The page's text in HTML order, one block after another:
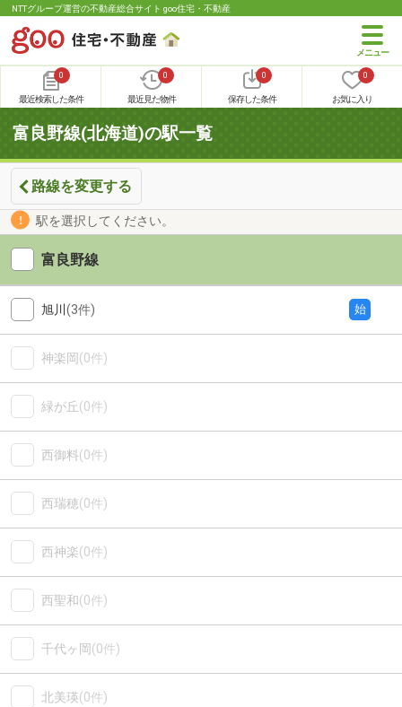
NTTグループ運営の不動産総合サイト goo住宅・不動産
0
最近検索した条件
0
最近見た物件
0
保存した条件
0
お気に入り
富良野線(北海道)の駅一覧
路線を変更する
駅を選択してください。
富良野線
旭川 (3件) 始
神楽岡(0件)
緑が丘(0件)
西御料(0件)
西瑞穂(0件)
西神楽(0件)
西聖和(0件)
千代ヶ岡(0件)
北美瑛(0件)